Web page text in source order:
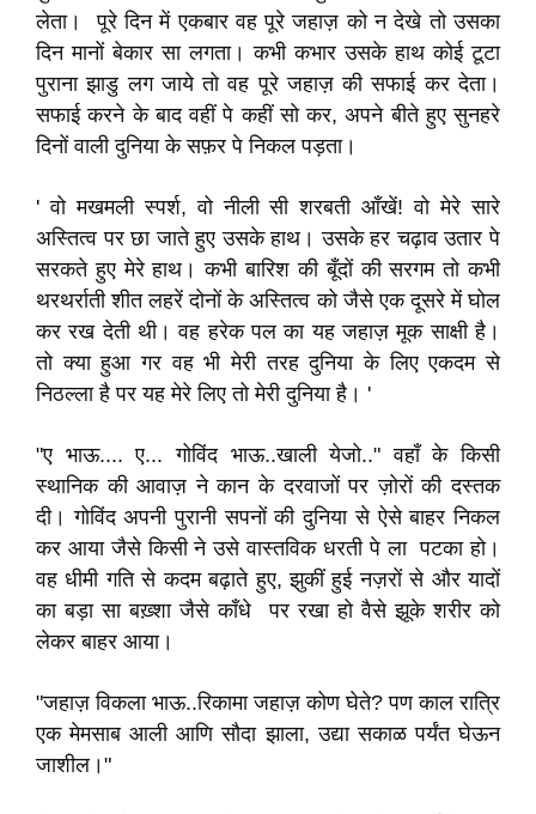
लेता। पूरे दिन में एकबार वह पूरे जहाज़ को न देखे तो उसका
दिन मानों बेकार सा लगता। कभी कभार उसके हाथ कोई टूटा
पुराना झाडु लग जाये तो वह पूरे जहाज़ की सफाई कर देता।
सफाई करने के बाद वहीं पे कहीं सो कर, अपने बीते हुए सुनहरे
दिनों वाली दुनिया के सफ़र पे निकल पड़ता।
' वो मखमली स्पर्श, वो नीली सी शरबती आँखें! वो मेरे सारे
अस्तित्व पर छा जाते हुए उसके हाथ। उसके हर चढ़ाव उतार पे
सरकते हुए मेरे हाथ। कभी बारिश की बूँदों की सरगम तो कभी
थरथर्राती शीत लहरें दोनों के अस्तित्व को जैसे एक दूसरे में घोल
कर रख देती थी। वह हरेक पल का यह जहाज़ मूक साक्षी है।
तो क्या हुआ गर वह भी मेरी तरह दुनिया के लिए एकदम से
निठल्ला है पर यह मेरे लिए तो मेरी दुनिया है। '
"ए भाऊ.... ए... गोविंद भाऊ..खाली येजो.." वहाँ के किसी
स्थानिक की आवाज़ ने कान के दरवाजों पर ज़ोरों की दस्तक
दी। गोविंद अपनी पुरानी सपनों की दुनिया से ऐसे बाहर निकल
कर आया जैसे किसी ने उसे वास्तविक धरती पे ला पटका हो।
वह धीमी गति से कदम बढ़ाते हुए, झुकीं हुई नज़रों से और यादों
का बड़ा सा बख़्शा जैसे काँधे पर रखा हो वैसे झूके शरीर को
लेकर बाहर आया।
"जहाज़ विकला भाऊ..रिकामा जहाज़ कोण घेते? पण काल रात्रि
एक मेमसाब आली आणि सौदा झाला, उद्या सकाळ पर्यंत घेऊन
जाशील।"